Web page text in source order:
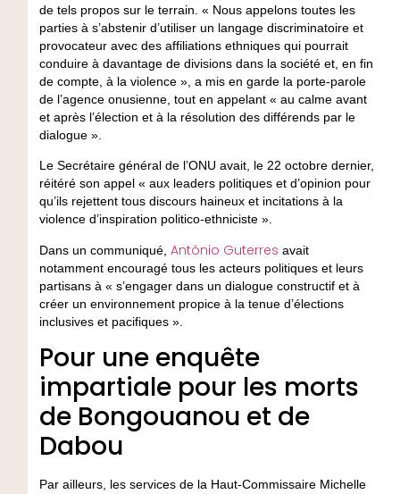
de tels propos sur le terrain. « Nous appelons toutes les
parties à s’abstenir d’utiliser un langage discriminatoire et
provocateur avec des affiliations ethniques qui pourrait
conduire à davantage de divisions dans la société et, en fin
de compte, à la violence », a mis en garde la porte-parole
de l’agence onusienne, tout en appelant « au calme avant
et après l’élection et à la résolution des différends par le
dialogue ».
Le Secrétaire général de l’ONU avait, le 22 octobre dernier,
réitéré son appel « aux leaders politiques et d’opinion pour
qu’ils rejettent tous discours haineux et incitations à la
violence d’inspiration politico-ethniciste ».
Dans un communiqué, António Guterres avait
notamment encouragé tous les acteurs politiques et leurs
partisans à « s’engager dans un dialogue constructif et à
créer un environnement propice à la tenue d’élections
inclusives et pacifiques ».
Pour une enquête
impartiale pour les morts
de Bongouanou et de
Dabou
Par ailleurs, les services de la Haut-Commissaire Michelle